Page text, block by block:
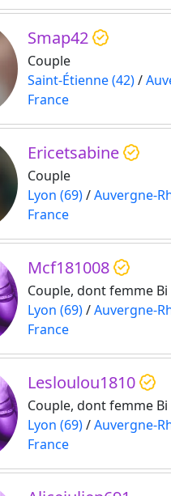
Smap42
Couple
Saint-Étienne (42)/
France
Ericetsabine
Couple
Lyon (69)/Auvergne-
France
Mcf181008
Couple, dont femme Bi
Lyon (69)/Auvergne-
France
Lesloulou1810
Couple, dont femme Bi
Lyon (69)/Auvergne-
France